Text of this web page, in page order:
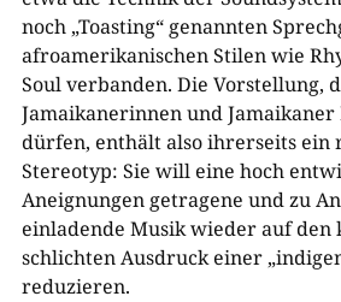
noch „Toasting“ genannten
afroamerikanischen Stilen wie
Soul verbanden. Die Vorstellung,
Jamaikanerinnen und Jamaikaner
dürfen, enthält also ihrerseits ein
Stereotyp: Sie will eine hoch
Aneignungen getragene und zu
einladende Musik wieder auf den
schlichten Ausdruck einer
reduzieren.